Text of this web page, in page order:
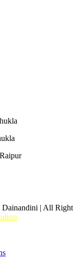
| All